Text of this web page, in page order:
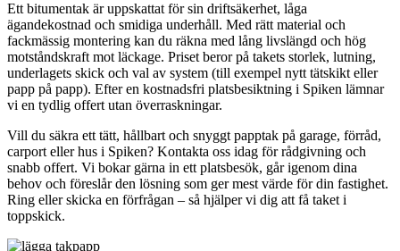
Ett bitumentak är uppskattat för sin driftsäkerhet, låga
ägandekostnad och smidiga underhåll. Med rätt material och
fackmässig montering kan du räkna med lång livslängd och hög
motståndskraft mot läckage. Priset beror på takets storlek, lutning,
underlagets skick och val av system (till exempel nytt tätskikt eller
papp på papp). Efter en kostnadsfri platsbesiktning i Spiken lämnar
vi en tydlig offert utan överraskningar.
Vill du säkra ett tätt, hållbart och snyggt papptak på garage, förråd,
carport eller hus i Spiken? Kontakta oss idag för rådgivning och
snabb offert. Vi bokar gärna in ett platsbesök, går igenom dina
behov och föreslår den lösning som ger mest värde för din fastighet.
Ring eller skicka en förfrågan – så hjälper vi dig att få taket i
toppskick.